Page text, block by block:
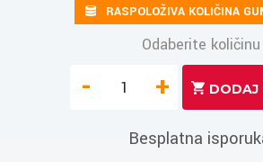
RASPOLOŽIVA KOLIČINA
Odaberite količinu
- +
Besplatna